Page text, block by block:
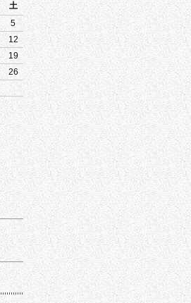
土
5
12
19
26